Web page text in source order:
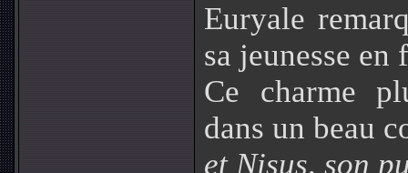
Euryale
sa jeunesse en
Ce charme
dans un beau
et Nisus, son